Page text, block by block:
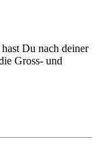
Du nach deiner
Gross- und